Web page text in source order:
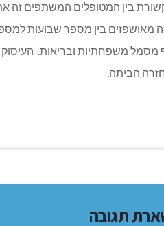
בין המטופלים המשתפים זה את
בין מספר שבועות
מסמל משפחתיות ובריאות.
הביתה.
תגובה